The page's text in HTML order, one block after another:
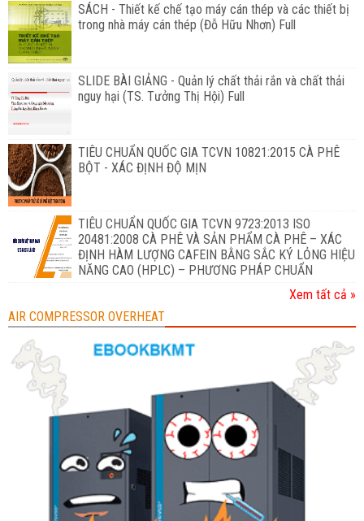
SÁCH - Thiết kế chế tạo máy cán thép và các thiết bị
trong nhà máy cán thép (Đỗ Hữu Nhơn) Full
SLIDE BÀI GIẢNG - Quản lý chất thải rắn và chất thải
nguy hại (TS. Tưởng Thị Hội) Full
TIÊU CHUẨN QUỐC GIA TCVN 10821:2015 CÀ PHÊ
BỘT - XÁC ĐỊNH ĐỘ MỊN
TIÊU CHUẨN QUỐC GIA TCVN 9723:2013 ISO
20481:2008 CÀ PHÊ VÀ SẢN PHẨM CÀ PHÊ – XÁC
ĐỊNH HÀM LƯỢNG CAFEIN BẰNG SẮC KÝ LỎNG HIỆU
NĂNG CAO (HPLC) – PHƯƠNG PHÁP CHUẨN
Xem tất cả »
AIR COMPRESSOR OVERHEAT